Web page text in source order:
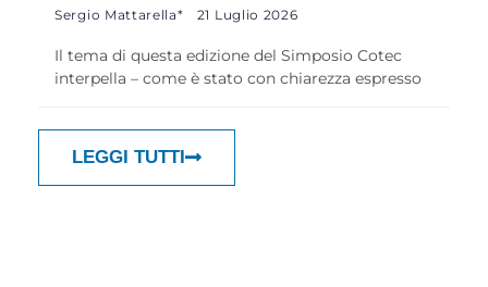
Sergio Mattarella* 21 Luglio 2026
Il tema di questa edizione del Simposio Cotec
interpella – come è stato con chiarezza espresso
LEGGI TUTTI